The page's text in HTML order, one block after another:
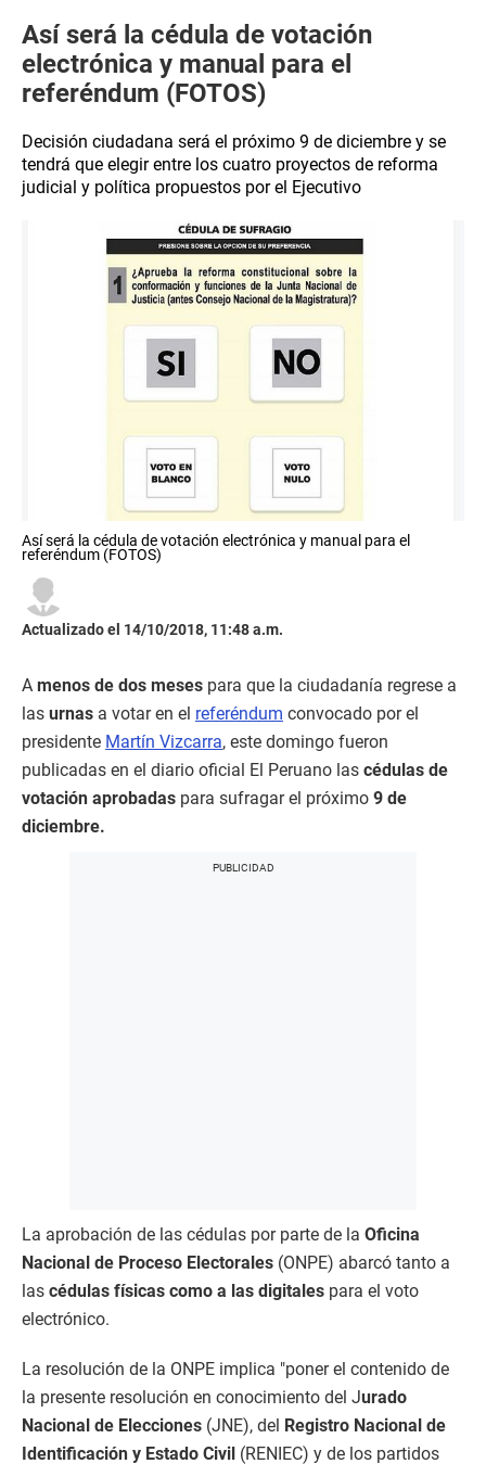
Así será la cédula de votación
electrónica y manual para el
referéndum (FOTOS)
Decisión ciudadana será el próximo 9 de diciembre y se
tendrá que elegir entre los cuatro proyectos de reforma
judicial y política propuestos por el Ejecutivo
Así será la cédula de votación electrónica y manual para el
referéndum (FOTOS)
Actualizado el 14/10/2018, 11:48 a.m.
A menos de dos meses para que la ciudadanía regrese a
las urnas a votar en el referéndum convocado por el
presidente Martín Vizcarra, este domingo fueron
publicadas en el diario oficial El Peruano las cédulas de
votación aprobadas para sufragar el próximo 9 de
diciembre.
La aprobación de las cédulas por parte de la Oficina
Nacional de Proceso Electorales (ONPE) abarcó tanto a
las cédulas físicas como a las digitales para el voto
electrónico.
La resolución de la ONPE implica "poner el contenido de
la presente resolución en conocimiento del Jurado
Nacional de Elecciones (JNE), del Registro Nacional de
Identificación y Estado Civil (RENIEC) y de los partidos